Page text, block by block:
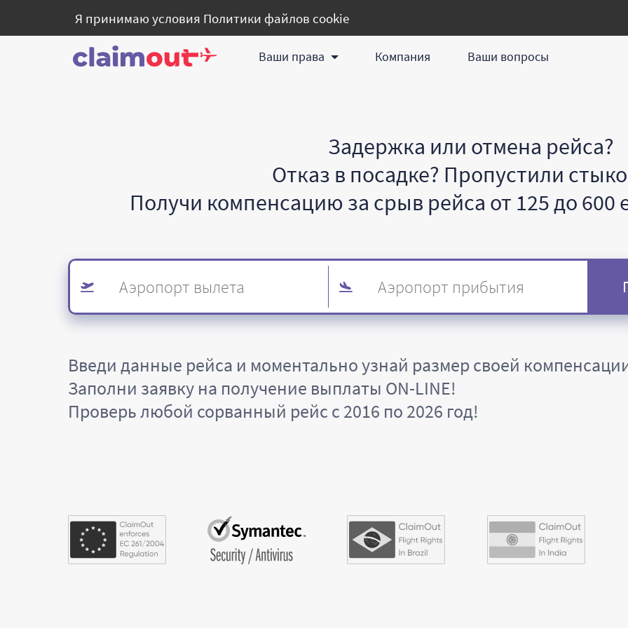
Я принимаю условия Политики файлов cookie
Ваши права Компания Ваши вопросы
Задержка или отмена рейса?
Отказ в посадке? Пропустили
Получи компенсацию за срыв рейса от 125 до 600
Введи данные рейса и моментально узнай размер своей
Заполни заявку на получение выплаты ON-LINE!
Проверь любой сорванный рейс с 2016 по 2026 год!